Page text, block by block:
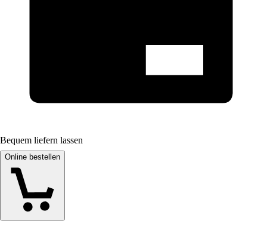
Bequem liefern lassen
Online bestellen